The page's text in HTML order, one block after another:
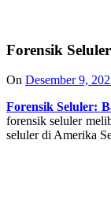
Forensik
On Desember 9,
Forensik Seluler:
forensik seluler
seluler di Amerika